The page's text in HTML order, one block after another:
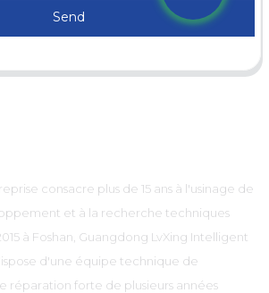
Send
consacre plus de 15 ans à l'usinage de
et à la recherche techniques
à Foshan, Guangdong LvXing Intelligent
d'une équipe technique de
réparation forte de plusieurs années